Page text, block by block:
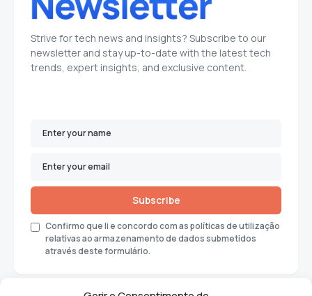
Strive for tech news and insights? Subscribe to our
newsletter and stay up-to-date with the latest tech
trends, expert insights, and exclusive content.
Subscribe
Confirmo que li e concordo com as políticas de utilização
relativas ao armazenamento de dados submetidos
através deste formulário.